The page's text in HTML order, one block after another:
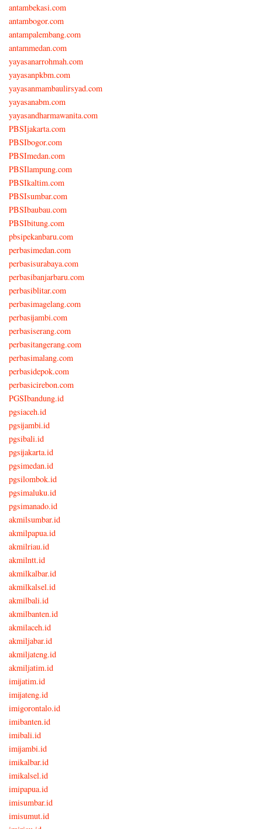
antambekasi.com
antambogor.com
antampalembang.com
antammedan.com
yayasanarrohmah.com
yayasanpkbm.com
yayasanmambaulirsyad.com
yayasanabm.com
yayasandharmawanita.com
PBSIjakarta.com
PBSIbogor.com
PBSImedan.com
PBSIlampung.com
PBSIkaltim.com
PBSIsumbar.com
PBSIbaubau.com
PBSIbitung.com
pbsipekanbaru.com
perbasimedan.com
perbasisurabaya.com
perbasibanjarbaru.com
perbasiblitar.com
perbasimagelang.com
perbasijambi.com
perbasiserang.com
perbasitangerang.com
perbasimalang.com
perbasidepok.com
perbasicirebon.com
PGSIbandung.id
pgsiaceh.id
pgsijambi.id
pgsibali.id
pgsijakarta.id
pgsimedan.id
pgsilombok.id
pgsimaluku.id
pgsimanado.id
akmilsumbar.id
akmilpapua.id
akmilriau.id
akmilntt.id
akmilkalbar.id
akmilkalsel.id
akmilbali.id
akmilbanten.id
akmilaceh.id
akmiljabar.id
akmiljateng.id
akmiljatim.id
imijatim.id
imijateng.id
imigorontalo.id
imibanten.id
imibali.id
imijambi.id
imikalbar.id
imikalsel.id
imipapua.id
imisumbar.id
imisumut.id